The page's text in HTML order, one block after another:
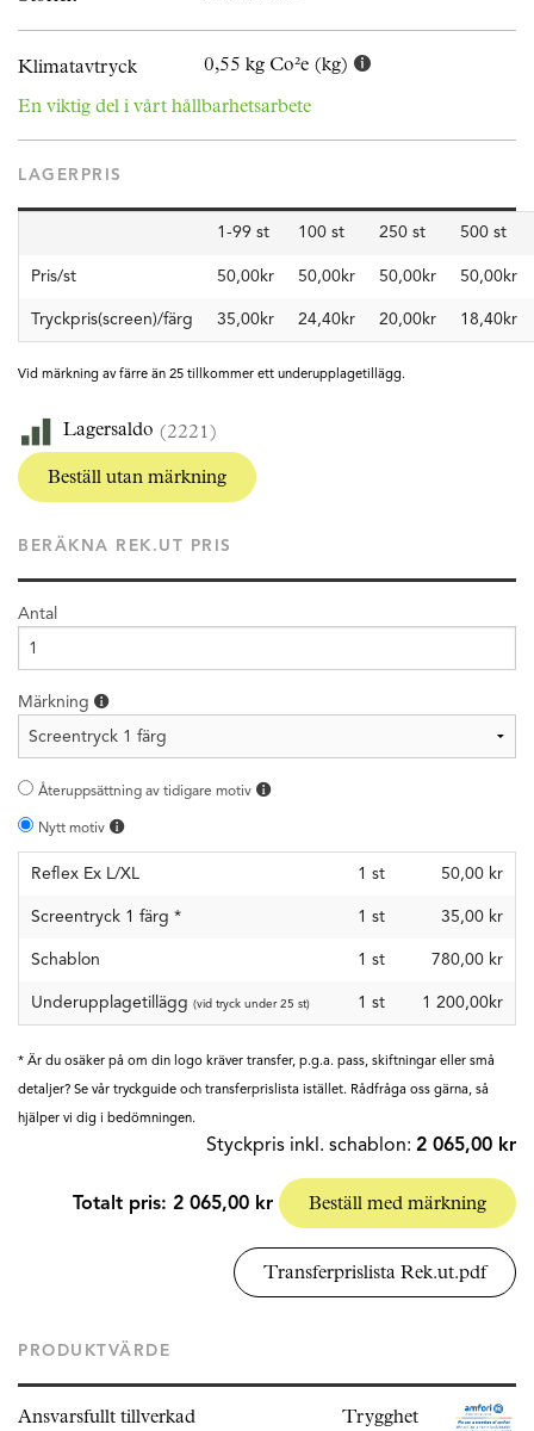
Klimatavtryck
0,55 kg Co²e (kg)
En viktig del i vårt hållbarhetsarbete
LAGERPRIS
1-99 st 100 st 250 st 500 st
Pris/st 50,00kr 50,00kr 50,00kr 50,00kr
Tryckpris(screen)/färg 35,00kr 24,40kr 20,00kr 18,40kr
Vid märkning av färre än 25 tillkommer ett underupplagetillägg.
Lagersaldo (2221)
Beställ utan märkning
BERÄKNA REK.UT PRIS
Antal
Märkning
Återuppsättning av tidigare motiv
Nytt motiv
Reflex Ex L/XL 1 st 50,00 kr
Screentryck 1 färg * 1 st 35,00 kr
Schablon 1 st 780,00 kr
Underupplagetillägg (vid tryck under 25 st) 1 st 1 200,00kr
* Är du osäker på om din logo kräver transfer, p.g.a. pass, skiftningar eller små
detaljer? Se vår tryckguide och transferprislista istället. Rådfråga oss gärna, så
hjälper vi dig i bedömningen.
Styckpris inkl. schablon: 2 065,00 kr
Totalt pris: 2 065,00 kr Beställ med märkning
Transferprislista Rek.ut.pdf
PRODUKTVÄRDE
Ansvarsfullt tillverkad
Trygghet